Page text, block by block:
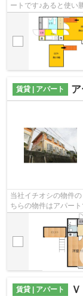
ートです♪あると使い
レジットカードで初
賃貸 | アパート
当社イチオシの物件
ちらの物件はアパー
車駅の使い分けがで
賃貸 | アパート